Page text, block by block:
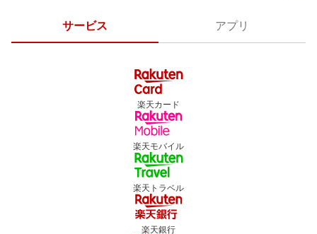
サービス アプリ
楽天カード
楽天モバイル
楽天トラベル
楽天銀行